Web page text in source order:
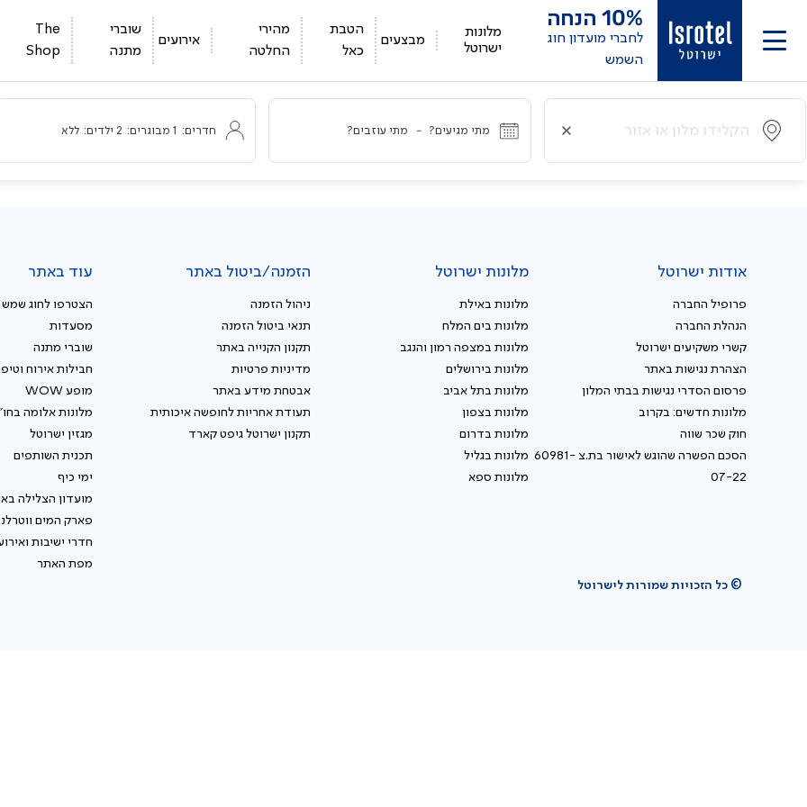
10% הנחה
לחברי מועדון חוג
השמש
מלונות
ישרוטל
מבצעים
הטבת
כאל
מהירי
החלטה
אירועים
שוברי
מתנה
The
Shop
מתי מגיעים? - מתי עוזבים? חדרים: 1 מבוגרים: 2 ילדים: ללא
אודות ישרוטל
פרופיל החברה
הנהלת החברה
קשרי משקיעים ישרוטל
הצהרת נגישות באתר
פרסום הסדרי נגישות בבתי המלון
מלונות חדשים: בקרוב
חוק שכר שווה
הסכם הפשרה שהוגש לאישור בת.צ 60981-
07-22
מלונות ישרוטל
מלונות באילת
מלונות בים המלח
מלונות במצפה רמון והנגב
מלונות בירושלים
מלונות בתל אביב
מלונות בצפון
מלונות בדרום
מלונות בגליל
מלונות ספא
הזמנה/ביטול באתר
ניהול הזמנה
תנאי ביטול הזמנה
תקנון הקנייה באתר
מדיניות פרטיות
אבטחת מידע באתר
תעודת אחריות לחופשה איכותית
תקנון ישרוטל גיפט קארד
עוד באתר
הצטרפו לחוג שמש
מסעדות
שוברי מתנה
חבילות אירוח
מופע WOW
מלונות אלומה
מגזין ישרוטל
תכנית השותפים
ימי כיף
מועדון הצלילה
פארק המים
חדרי ישיבות
מפת האתר
© כל הזכויות שמורות לישרוטל